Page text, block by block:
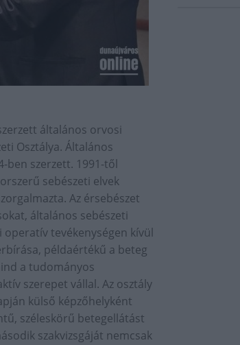
általános orvosi
Osztálya. Általános
ben szerzett. 1991-től
sebészeti elvek
Az érsebészet
általános sebészeti
tevékenységen kívül
példaértékű a beteg
a tudományos
szerepet vállal. Az osztály
külső képzőhelyként
széleskörű betegellátást
szakvizsgáját nemcsak